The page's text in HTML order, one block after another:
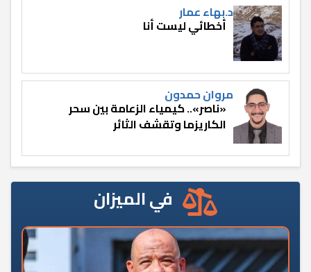
د.بهاء عمار
أخطائي ليست أنا
مروان حمدون
«ناصر».. كيمياء الزعامة بين سحر
الكاريزما وتقشف الثائر
في الميزان